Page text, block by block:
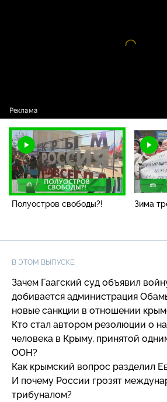
Полуостров свободы?! Зима
В ЭТОМ ВЫПУСКЕ:
Зачем Гаагский суд объявил
добивается администрация
новые санкции в отношении
Кто стал автором резолюции о
человека в Крыму, принятой
ООН?
Как крымский вопрос разделил
И почему России грозят
трибуналом?